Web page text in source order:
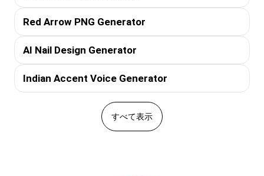
Red Arrow PNG Generator
AI Nail Design Generator
Indian Accent Voice Generator
すべて表示